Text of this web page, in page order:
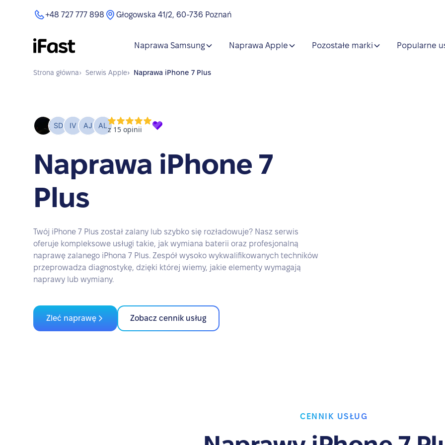
+48 727 777 898 Głogowska 41/2, 60-736 Poznań
Naprawa Samsung Naprawa Apple Pozostałe marki Popularne
Strona główna› Serwis Apple› Naprawa iPhone 7 Plus
Naprawa iPhone 7
Plus
Twój iPhone 7 Plus został zalany lub szybko się rozładowuje? Nasz serwis
oferuje kompleksowe usługi takie, jak wymiana baterii oraz profesjonalną
naprawę zalanego iPhona 7 Plus. Zespół wysoko wykwalifikowanych techników
przeprowadza diagnostykę, dzięki której wiemy, jakie elementy wymagają
naprawy lub wymiany.
Zleć naprawę Zobacz cennik usług
CENNIK USŁUG